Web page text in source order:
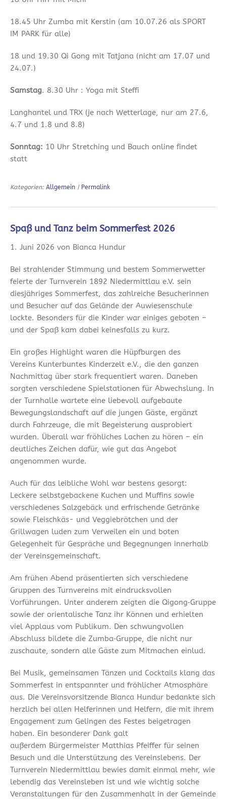
18.45 Uhr Zumba mit Kerstin (am 10.07.26 als SPORT
IM PARK für alle)
18 und 19.30 Qi Gong mit Tatjana (nicht am 17.07 und
24.07.)
Samstag. 8.30 Uhr : Yoga mit Steffi
Langhantel und TRX (je nach Wetterlage, nur am 27.6,
4.7 und 1.8 und 8.8)
Sonntag: 10 Uhr Stretching und Bauch online findet
statt
Kategorien: Allgemein | Permalink
Spaß und Tanz beim Sommerfest 2026
1. Juni 2026 von Bianca Hundur
Bei strahlender Stimmung und bestem Sommerwetter
feierte der Turnverein 1892 Niedermittlau e.V. sein
diesjähriges Sommerfest, das zahlreiche Besucherinnen
und Besucher auf das Gelände der Auwiesenschule
lockte. Besonders für die Kinder war einiges geboten –
und der Spaß kam dabei keinesfalls zu kurz.
Ein großes Highlight waren die Hüpfburgen des
Vereins Kunterbuntes Kinderzelt e.V., die den ganzen
Nachmittag über stark frequentiert waren. Daneben
sorgten verschiedene Spielstationen für Abwechslung. In
der Turnhalle wartete eine liebevoll aufgebaute
Bewegungslandschaft auf die jungen Gäste, ergänzt
durch Fahrzeuge, die mit Begeisterung ausprobiert
wurden. Überall war fröhliches Lachen zu hören – ein
deutliches Zeichen dafür, wie gut das Angebot
angenommen wurde.
Auch für das leibliche Wohl war bestens gesorgt:
Leckere selbstgebackene Kuchen und Muffins sowie
verschiedenes Salzgebäck und erfrischende Getränke
sowie Fleischkäs- und Veggiebrötchen und der
Grillwagen luden zum Verweilen ein und boten
Gelegenheit für Gespräche und Begegnungen innerhalb
der Vereinsgemeinschaft.
Am frühen Abend präsentierten sich verschiedene
Gruppen des Turnvereins mit eindrucksvollen
Vorführungen. Unter anderem zeigten die Qigong‑Gruppe
sowie der orientalische Tanz ihr Können und erhielten
viel Applaus vom Publikum. Den schwungvollen
Abschluss bildete die Zumba‑Gruppe, die nicht nur
zuschaute, sondern alle Gäste zum Mitmachen einlud.
Bei Musik, gemeinsamen Tänzen und Cocktails klang das
Sommerfest in entspannter und fröhlicher Atmosphäre
aus. Die Vereinsvorsitzende Bianca Hundur bedankte sich
herzlich bei allen Helferinnen und Helfern, die mit ihrem
Engagement zum Gelingen des Festes beigetragen
haben. Ein besonderer Dank galt
außerdem Bürgermeister Matthias Pfeiffer für seinen
Besuch und die Unterstützung des Vereinslebens. Der
Turnverein Niedermittlau bewies damit einmal mehr, wie
lebendig das Vereinsleben ist und wie wichtig solche
Veranstaltungen für den Zusammenhalt in der Gemeinde